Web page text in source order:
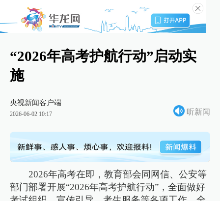
“2026年高考护航行动”启动实
施
央视新闻客户端
2026-06-02 10:17 听新闻
2026年高考在即，教育部会同网信、公安等
部门部署开展“2026年高考护航行动”，全面做好